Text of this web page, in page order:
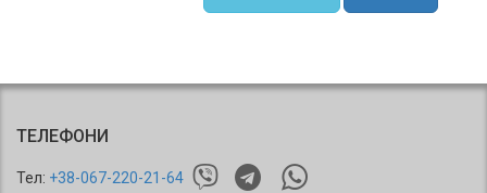
ТЕЛЕФОНИ
Тел: +38-067-220-21-64